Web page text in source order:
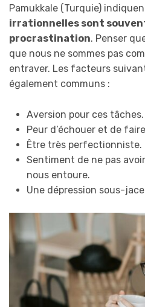
Pamukkale (Turquie)
irrationnelles sont
procrastination. Penser
que nous ne sommes pas
entraver. Les facteurs
également communs :
Aversion pour ces tâches.
Peur d’échouer et de
Être très perfectionniste.
Sentiment de ne pas
nous entoure.
Une dépression sous-